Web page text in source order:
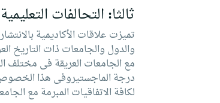
ثالثا: التحالفات التعليمية
تميزت علاقات الأكاديمية
والدول والجامعات ذات التاريخ
مع الجامعات العريقة فى مختلف
لكافة الاتفاقيات المبرمة مع